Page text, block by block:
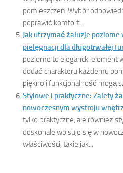
pomieszczeń. Wybór
poprawić komfort...
Jak utrzymać żaluzje
pielęgnacji dla długotrwałej
poziome to elegancki element
dodać charakteru każdemu
piękno i funkcjonalność mogą
Stylowe i praktyczne: Zalety
nowoczesnym wystroju
tylko praktyczne, ale również
doskonale wpisuje się w
właściwości, takie jak...